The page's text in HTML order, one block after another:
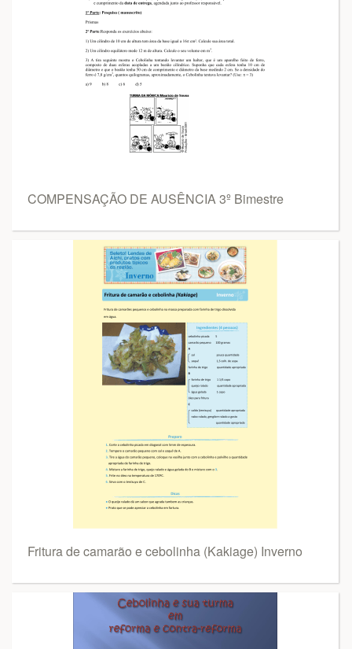
COMPENSAÇÃO DE AUSÊNCIA 3º Bimestre
Fritura de camarão e cebolinha (Kakiage) Inverno